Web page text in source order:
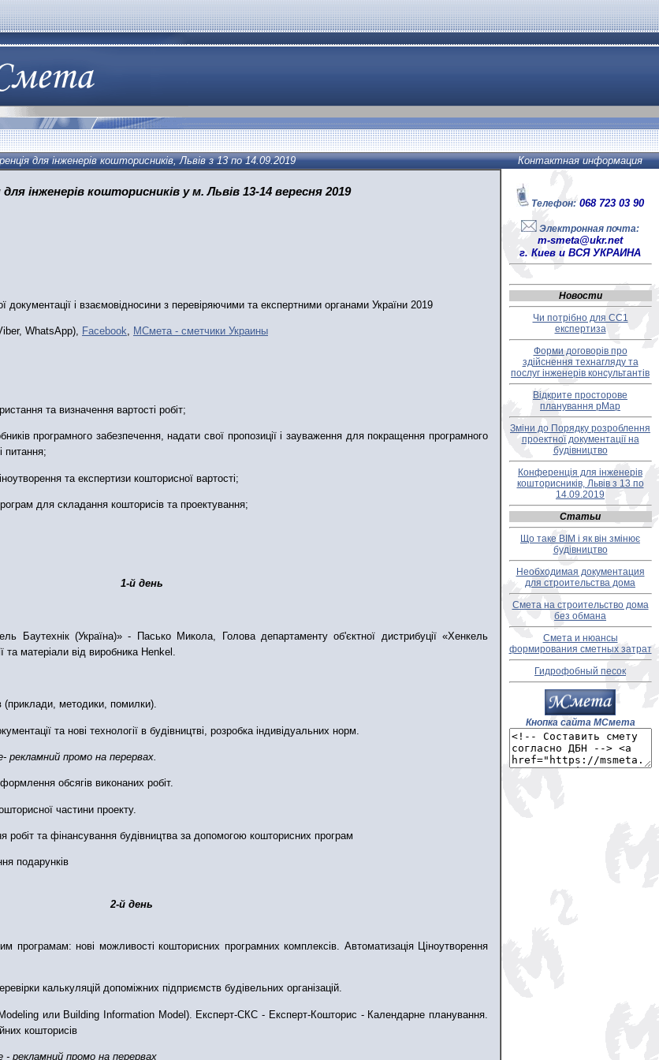
для інженерів кошторисників, Львів з 13 по 14.09.2019
Контактная информация
інженерів кошторисників у м. Львів 13-14 вересня 2019
документації і взаємовідносини з перевіряючими та експертними органами України 2019
WhatsApp), Facebook МСмета - сметчики Украины
та визначення вартості робіт;
програмного забезпечення, надати свої пропозиції і зауваження для покращення програмного
питання;
та експертизи кошторисної вартості;
для складання кошторисів та проектування;
1-й день
Баутехнік (Україна)» - Пасько Микола, Голова департаменту об'єктної дистрибуції «Хенкель
та матеріали від виробника Henkel.
(приклади, методики, помилки).
та нові технології в будівництві, розробка індивідуальних норм.
промо на перервах.
обсягів виконаних робіт.
частини проекту.
робіт та фінансування будівництва за допомогою кошторисних програм
подарунків
2-й день
нові можливості кошторисних програмних комплексів. Автоматизація Ціноутворення
калькуляцій допоміжних підприємств будівельних організацій.
или Building Information Model). Експерт-СКС - Експерт-Кошторис - Календарне планування.
кошторисів
рекламний промо на перервах
Телефон: 068 723 03 90
Электронная почта:
m-smeta@ukr.net
г. Киев и ВСЯ УКРАИНА
Новости
Чи потрібно для СС1
експертиза
Форми договорів про
здійснення технагляду та
послуг інженерів консультантів
Відкрите просторове
планування pMap
Зміни до Порядку розроблення
проектної документації на
будівництво
Конференція для інженерів
кошторисників, Львів з 13 по
14.09.2019
Статьи
Що таке BIM і як він змінює
будівництво
Необходимая документация
для строительства дома
Смета на строительство дома
без обмана
Смета и нюансы
формирования сметных затрат
Гидрофобный песок
Кнопка сайта МСмета